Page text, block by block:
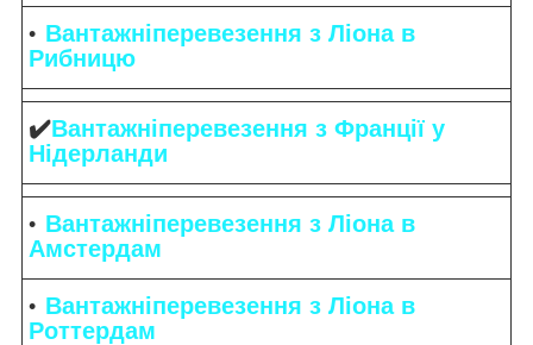
Вантажніперевезення з Ліона в
Рибницю
✔️Вантажніперевезення з Франції у
Нідерланди
Вантажніперевезення з Ліона в
Амстердам
Вантажніперевезення з Ліона в
Роттердам